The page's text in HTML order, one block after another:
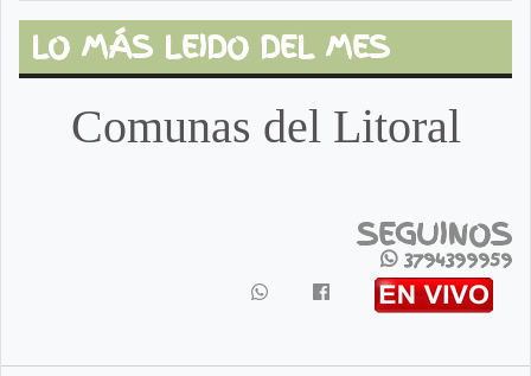
LO MÁS LEIDO DEL MES
Comunas del Litoral
SEGUINOS
3794399959